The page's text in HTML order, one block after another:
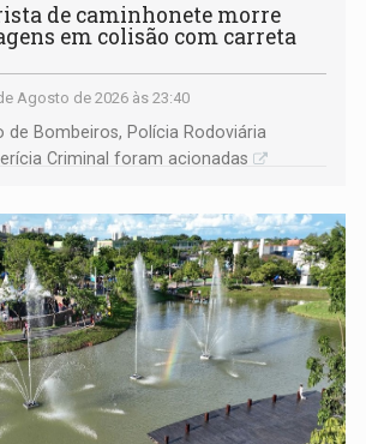
de caminhonete morre
em colisão com carreta
Agosto de 2026 às 23:40
de Bombeiros, Polícia Rodoviária
Criminal foram acionadas